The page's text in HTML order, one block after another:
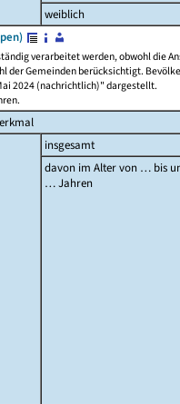
weiblich
verarbeitet werden, obwohl die
Gemeinden berücksichtigt.
2024 (nachrichtlich)" dargestellt.
insgesamt
davon im Alter von … bis
… Jahren